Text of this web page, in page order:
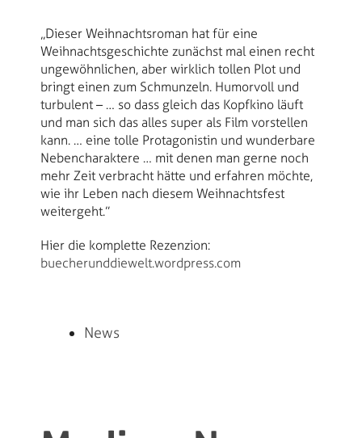
„Dieser Weihnachtsroman hat für eine
Weihnachtsgeschichte zunächst mal einen recht
ungewöhnlichen, aber wirklich tollen Plot und
bringt einen zum Schmunzeln. Humorvoll und
turbulent – … so dass gleich das Kopfkino läuft
und man sich das alles super als Film vorstellen
kann. … eine tolle Protagonistin und wunderbare
Nebencharaktere … mit denen man gerne noch
mehr Zeit verbracht hätte und erfahren möchte,
wie ihr Leben nach diesem Weihnachtsfest
weitergeht.”
Hier die komplette Rezenzion:
buecherunddiewelt.wordpress.com
News